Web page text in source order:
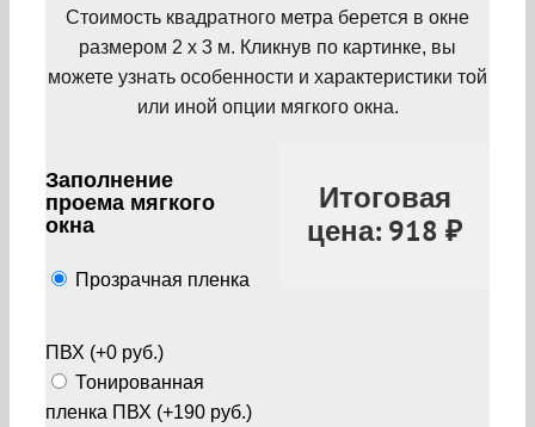
Стоимость квадратного метра берется в окне
размером 2 х 3 м. Кликнув по картинке, вы
можете узнать особенности и характеристики той
или иной опции мягкого окна.
Заполнение
проема мягкого
окна
Прозрачная пленка
ПВХ (+0 руб.)
Тонированная
пленка ПВХ (+190 руб.)
Итоговая
цена: 918 ₽